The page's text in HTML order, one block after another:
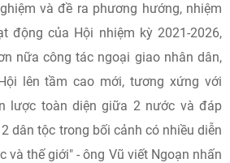
và đề ra phương hướng, nhiệm
động của Hội nhiệm kỳ 2021-2026,
nữa công tác ngoại giao nhân dân,
lên tầm cao mới, tương xứng với
lược toàn diện giữa 2 nước và đáp
dân tộc trong bối cảnh có nhiều diễn
và thế giới" - ông Vũ viết Ngoạn nhấn